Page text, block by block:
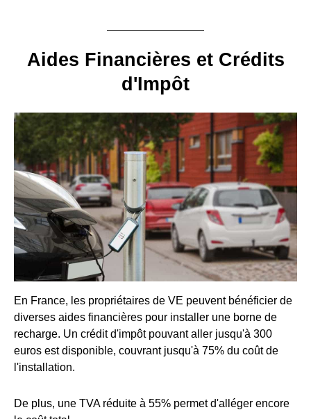
Aides Financières et Crédits
d'Impôt
En France, les propriétaires de VE peuvent bénéficier de
diverses aides financières pour installer une borne de
recharge. Un crédit d'impôt pouvant aller jusqu'à 300
euros est disponible, couvrant jusqu'à 75% du coût de
l'installation.
De plus, une TVA réduite à 55% permet d'alléger encore